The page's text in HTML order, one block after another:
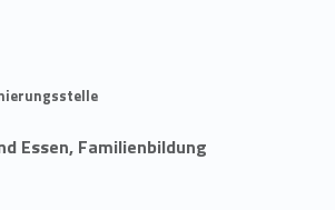
Essen, Familienbildung